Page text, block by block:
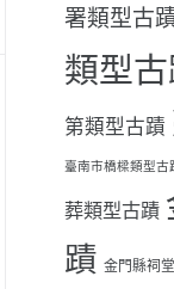
署類型古
類型
第類型古蹟
臺南市橋樑類型古
葬類型古蹟
蹟 金門縣祠